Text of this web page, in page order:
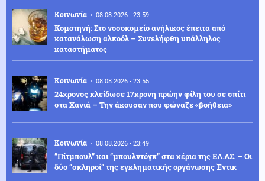
Κοινωνία 08.08.2026 - 23:59
Κομοτηνή: Στο νοσοκομείο ανήλικος έπειτα από
κατανάλωση αλκοόλ – Συνελήφθη υπάλληλος
καταστήματος
Κοινωνία 08.08.2026 - 23:55
24χρονος κλείδωσε 17χρονη πρώην φίλη του σε σπίτι
στα Χανιά – Την άκουσαν που φώναζε «βοήθεια»
Κοινωνία 08.08.2026 - 23:49
”Πίτμπουλ” και ”μπουλντόγκ” στα χέρια της ΕΛ.ΑΣ. – Οι
δύο ”σκληροί” της εγκληματικής οργάνωσης Έντικ